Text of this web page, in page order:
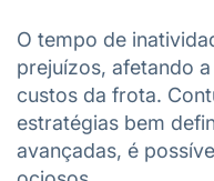
O tempo de
prejuízos, afetando
custos da frota.
estratégias bem
avançadas, é